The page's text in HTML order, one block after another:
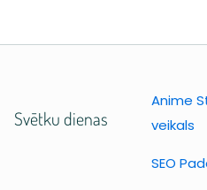
Svētku dienas
Anime
veikals
SEO